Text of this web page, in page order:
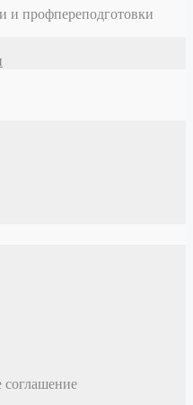
профпереподготовки
соглашение